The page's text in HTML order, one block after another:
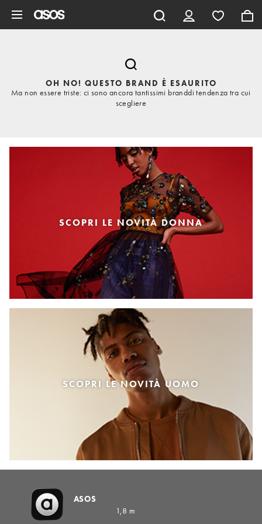
OH NO! QUESTO BRAND È ESAURITO
Ma non essere triste: ci sono ancora tantissimi branddi tendenza tra cui
scegliere
SCOPRI LE NOVITÀ DONNA
SCOPRI LE NOVITÀ UOMO
ASOS
1,8 m